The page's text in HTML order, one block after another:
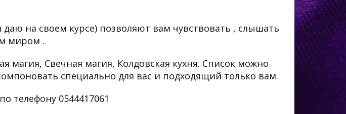
на своем курсе) позволяют вам чувствовать , слышать
миром .
магия, Свечная магия, Колдовская кухня. Список можно
специально для вас и подходящий только вам.
телефону 0544417061